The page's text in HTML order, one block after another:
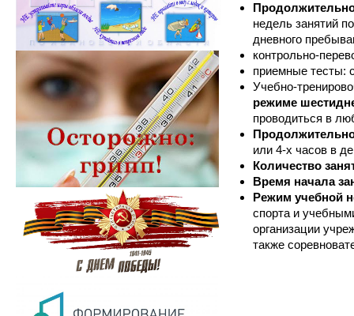
недель занятий
дневного
контрольно-
приемные тесты:
Учебно-
режиме
проводиться в
или 4-х часов в
Количество
Время начала
Режим учебной
спорта и
организации
также